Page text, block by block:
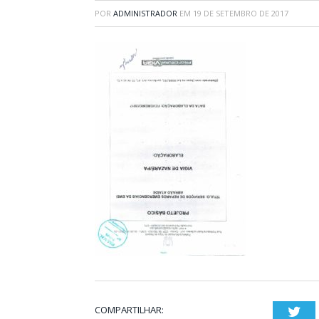
POR ADMINISTRADOR EM 19 DE SETEMBRO DE 2017
COMPARTILHAR: